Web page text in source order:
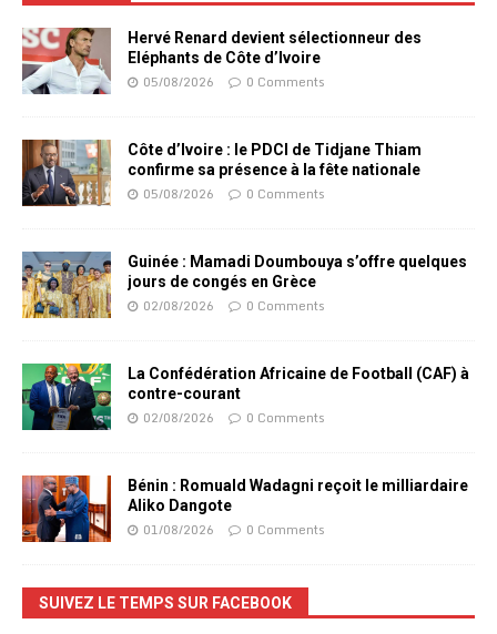
Hervé Renard devient sélectionneur des
Eléphants de Côte d’Ivoire
05/08/2026 0 Comments
Côte d’Ivoire : le PDCI de Tidjane Thiam
confirme sa présence à la fête nationale
05/08/2026 0 Comments
Guinée : Mamadi Doumbouya s’offre quelques
jours de congés en Grèce
02/08/2026 0 Comments
La Confédération Africaine de Football (CAF) à
contre-courant
02/08/2026 0 Comments
Bénin : Romuald Wadagni reçoit le milliardaire
Aliko Dangote
01/08/2026 0 Comments
SUIVEZ LE TEMPS SUR FACEBOOK